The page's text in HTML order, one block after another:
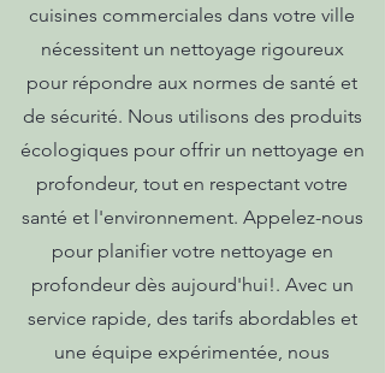
cuisines commerciales dans votre ville
nécessitent un nettoyage rigoureux
pour répondre aux normes de santé et
de sécurité. Nous utilisons des produits
écologiques pour offrir un nettoyage en
profondeur, tout en respectant votre
santé et l'environnement. Appelez-nous
pour planifier votre nettoyage en
profondeur dès aujourd'hui!. Avec un
service rapide, des tarifs abordables et
une équipe expérimentée, nous